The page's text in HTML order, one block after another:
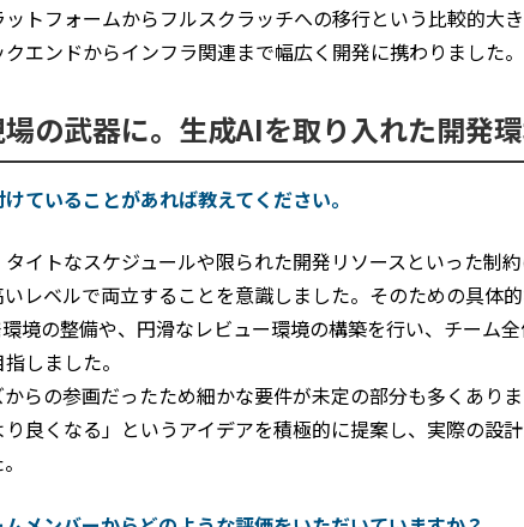
トフォームからフルスクラッチへの移行という比較的大
エンドからインフラ関連まで幅広く開発に携わりました。
の武器に。生成AIを取り入れた開発
ていることがあれば教えてください。
イトなスケジュールや限られた開発リソースといった制
レベルで両立することを意識しました。そのための具体
境の整備や、円滑なレビュー環境の構築を行い、チーム
しました。
らの参画だったため細かな要件が未定の部分も多くあり
良くなる」というアイデアを積極的に提案し、実際の設